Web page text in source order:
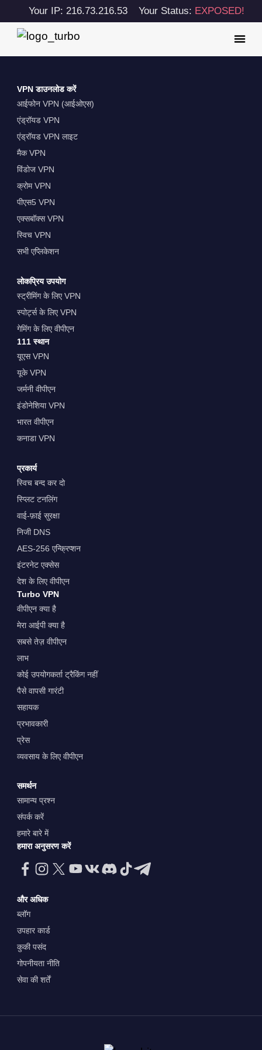
Your IP: 216.73.216.53 Your Status: EXPOSED!
VPN डाउनलोड करें
आईफोन VPN (आईओएस)
एंड्रॉयड VPN
एंड्रॉयड VPN लाइट
मैक VPN
विंडोज VPN
क्रोम VPN
पीएस5 VPN
एक्सबॉक्स VPN
स्विच VPN
सभी एप्लिकेशन
लोकप्रिय उपयोग
स्ट्रीमिंग के लिए VPN
स्पोर्ट्स के लिए VPN
गेमिंग के लिए वीपीएन
111 स्थान
यूएस VPN
यूके VPN
जर्मनी वीपीएन
इंडोनेशिया VPN
भारत वीपीएन
कनाडा VPN
प्रकार्य
स्विच बन्द कर दो
स्प्लिट टनलिंग
वाई-फ़ाई सुरक्षा
निजी DNS
AES-256 एन्क्रिप्शन
इंटरनेट एक्सेस
देश के लिए वीपीएन
Turbo VPN
वीपीएन क्या है
मेरा आईपी क्या है
सबसे तेज़ वीपीएन
लाभ
कोई उपयोगकर्ता ट्रैकिंग नहीं
पैसे वापसी गारंटी
सहायक
प्रभावकारी
प्रेस
व्यवसाय के लिए वीपीएन
समर्थन
सामान्य प्रश्न
संपर्क करें
हमारे बारे में
हमारा अनुसरण करें
और अधिक
ब्लॉग
उपहार कार्ड
कुकी पसंद
गोपनीयता नीति
सेवा की शर्तें